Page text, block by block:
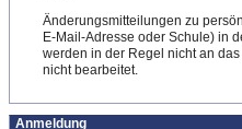
Änderungsmitteilungen zu
E-Mail-Adresse oder Schule) in
werden in der Regel nicht an
nicht bearbeitet.
Anmeldung